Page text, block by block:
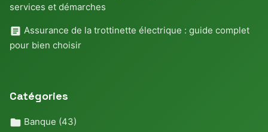
services et démarches
Assurance de la trottinette électrique : guide complet
pour bien choisir
Catégories
Banque (43)